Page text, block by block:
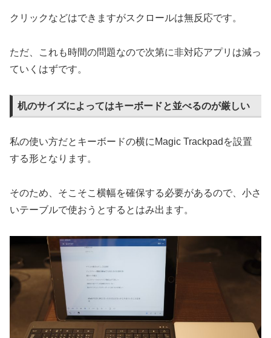
クリックなどはできますがスクロールは無反応です。
ただ、これも時間の問題なので次第に非対応アプリは減っ
ていくはずです。
机のサイズによってはキーボードと並べるのが厳しい
私の使い方だとキーボードの横にMagic Trackpadを設置
する形となります。
そのため、そこそこ横幅を確保する必要があるので、小さ
いテーブルで使おうとするとはみ出ます。